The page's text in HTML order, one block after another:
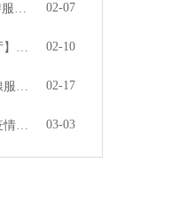
文旅部：暂退80%旅游服务质量保证金 支持旅行社渡难关 02-07
【青海省文化和旅游厅】我省推出线上文旅大餐 02-10
北京文化旅游行業多線服務迎戰疫情 02-17
文化和旅游部：加强疫情期间导游人员权益保护工作 03-03